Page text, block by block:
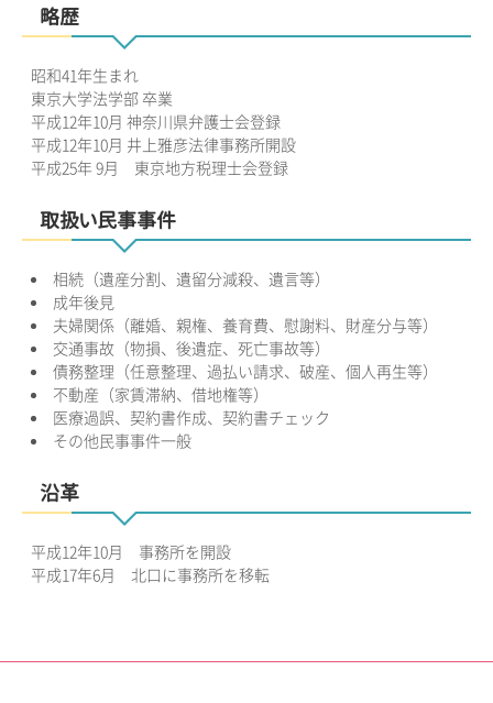
略歴
昭和41年生まれ
東京大学法学部 卒業
平成12年10月 神奈川県弁護士会登録
平成12年10月 井上雅彦法律事務所開設
平成25年 9月 東京地方税理士会登録
取扱い民事事件
相続（遺産分割、遺留分減殺、遺言等）
成年後見
夫婦関係（離婚、親権、養育費、慰謝料、財産分与等）
交通事故（物損、後遺症、死亡事故等）
債務整理（任意整理、過払い請求、破産、個人再生等）
不動産（家賃滞納、借地権等）
医療過誤、契約書作成、契約書チェック
その他民事事件一般
沿革
平成12年10月 事務所を開設
平成17年6月 北口に事務所を移転